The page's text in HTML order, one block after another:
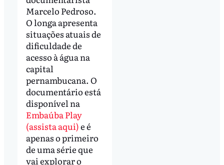
Marcelo Pedroso.
O longa apresenta
situações atuais de
dificuldade de
acesso à água na
capital
pernambucana. O
documentário está
disponível na
Embaúba Play
(assista aqui)e é
apenas o primeiro
de uma série que
vai explorar o